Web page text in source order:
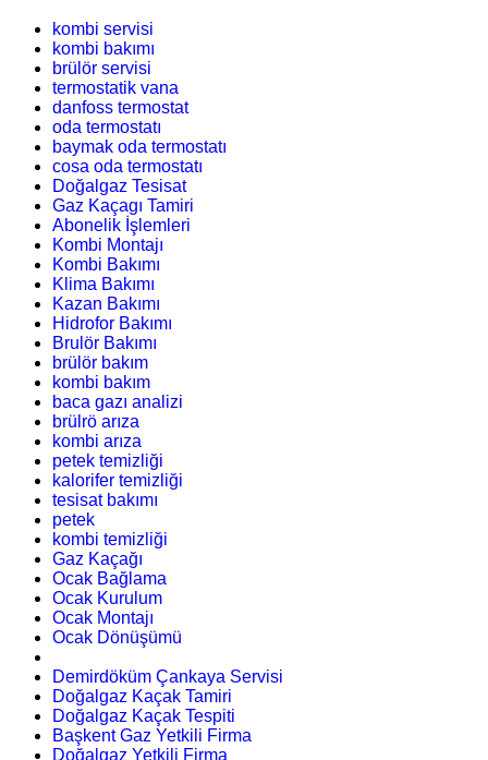
kombi servisi
kombi bakımı
brülör servisi
termostatik vana
danfoss termostat
oda termostatı
baymak oda termostatı
cosa oda termostatı
Doğalgaz Tesisat
Gaz Kaçagı Tamiri
Abonelik İşlemleri
Kombi Montajı
Kombi Bakımı
Klima Bakımı
Kazan Bakımı
Hidrofor Bakımı
Brulör Bakımı
brülör bakım
kombi bakım
baca gazı analizi
brülrö arıza
kombi arıza
petek temizliği
kalorifer temizliği
tesisat bakımı
petek
kombi temizliği
Gaz Kaçağı
Ocak Bağlama
Ocak Kurulum
Ocak Montajı
Ocak Dönüşümü
Demirdöküm Çankaya Servisi
Doğalgaz Kaçak Tamiri
Doğalgaz Kaçak Tespiti
Başkent Gaz Yetkili Firma
Doğalgaz Yetkili Firma